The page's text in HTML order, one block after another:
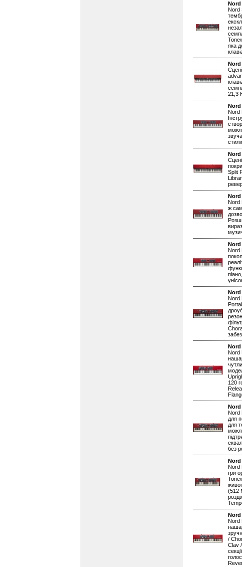
Nord
Nord
яка
Nord
21,3
Nord
Nord
Nord
Split
Nord
Nord
ж
Nord
Nord
Nord
Nord
Nord
Nord
120
Nord
Nord
для
для
без
Nord
Nord
гри
(512
Nord
Nord
/
Clav